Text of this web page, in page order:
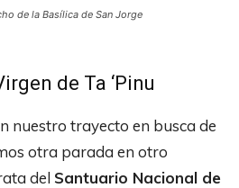
de la Basílica de San Jorge
de Ta ‘Pinu
nuestro trayecto en busca de
otra parada en otro
del Santuario Nacional de